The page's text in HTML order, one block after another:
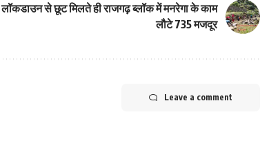
लॉकडाउन से छूट मिलते ही राजगढ़ ब्लॉक में मनरेगा के काम
लौटे 735 मजदूर
Leave a comment